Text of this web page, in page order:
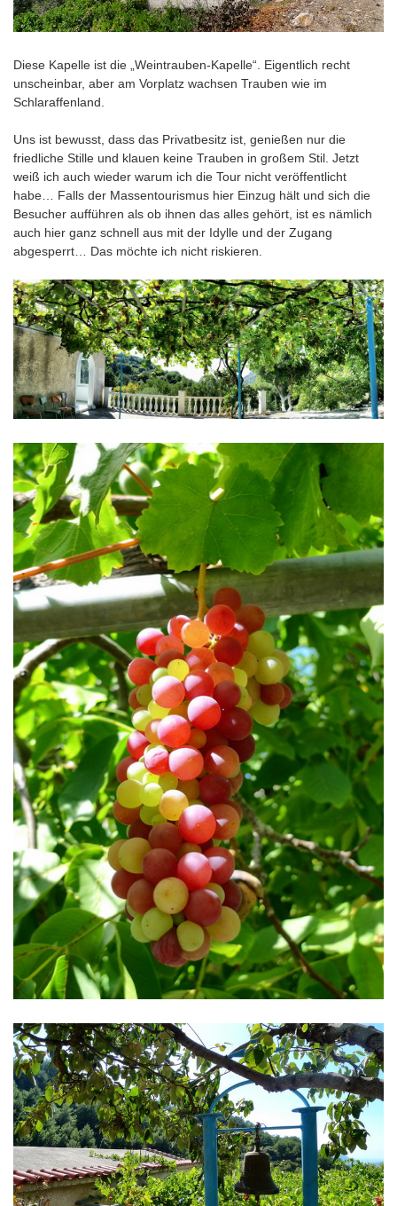
Diese Kapelle ist die „Weintrauben-Kapelle“. Eigentlich recht
unscheinbar, aber am Vorplatz wachsen Trauben wie im
Schlaraffenland.
Uns ist bewusst, dass das Privatbesitz ist, genießen nur die
friedliche Stille und klauen keine Trauben in großem Stil. Jetzt
weiß ich auch wieder warum ich die Tour nicht veröffentlicht
habe… Falls der Massentourismus hier Einzug hält und sich die
Besucher aufführen als ob ihnen das alles gehört, ist es nämlich
auch hier ganz schnell aus mit der Idylle und der Zugang
abgesperrt… Das möchte ich nicht riskieren.